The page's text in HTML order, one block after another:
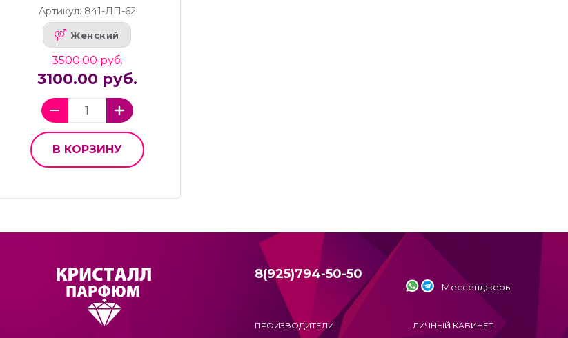
Артикул: 841-ЛП-62
Женский
3500.00 руб.
3100.00 руб.
В КОРЗИНУ
8(925)794-50-50
Мессенджеры
ПРОИЗВОДИТЕЛИ ЛИЧНЫЙ КАБИНЕТ